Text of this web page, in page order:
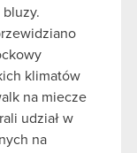
klimatów
na miecze
udział w
na